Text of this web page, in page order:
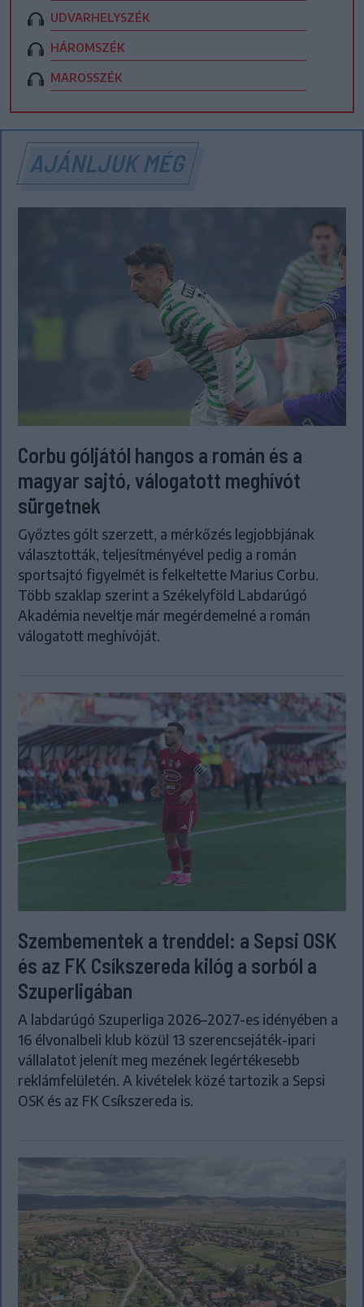
UDVARHELYSZÉK
HÁROMSZÉK
MAROSSZÉK
AJÁNLJUK MÉG
Corbu góljától hangos a román és a
magyar sajtó, válogatott meghívót
sürgetnek
Győztes gólt szerzett, a mérkőzés legjobbjának
választották, teljesítményével pedig a román
sportsajtó figyelmét is felkeltette Marius Corbu.
Több szaklap szerint a Székelyföld Labdarúgó
Akadémia neveltje már megérdemelné a román
válogatott meghívóját.
Szembementek a trenddel: a Sepsi OSK
és az FK Csíkszereda kilóg a sorból a
Szuperligában
A labdarúgó Szuperliga 2026–2027-es idényében a
16 élvonalbeli klub közül 13 szerencsejáték-ipari
vállalatot jelenít meg mezének legértékesebb
reklámfelületén. A kivételek közé tartozik a Sepsi
OSK és az FK Csíkszereda is.